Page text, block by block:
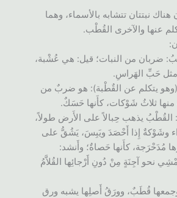
هناك نبتتان تتشابه بالأسماء، وهما
عنها والآخرى القُطْب.
ضربان من النبات؛ قيل: هي عُشْبة،
حَبِّ الهَراسِ.
(وهو يتكلم عن القٌطْبة): هو ضربٌ من
ثلاثُ شَوْكات، كأَنها حَسَكٌ.
القُطْبُ يذهب حِبالاً على الأَرض طولاً،
وشَوْكةٌ إِذا أَحْصَدَ ويَبِسَ، يَشُقُّ على
مُدَحْرَجة، كأَنها حَصاةٌ؛ وأَنشد:
نحو آجِنَةٍ مِنْ دُونِ أَرْجائِها القُلاَّمُ
قُطَبٌ، وورَقُ أَصلِها يشبه ورق